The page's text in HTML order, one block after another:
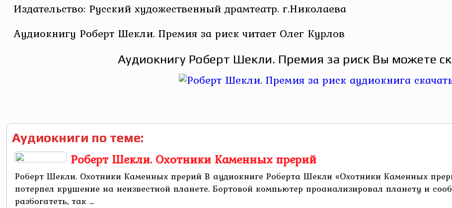
Издательство: Русский художественный драмтеатр. г.Николаева
Аудиокнигу Роберт Шекли. Премия за риск читает Олег Курлов
Аудиокнигу Роберт Шекли. Премия за риск Вы можете
Аудиокниги по теме:
Роберт Шекли. Охотники Каменных прерий
Роберт Шекли. Охотники Каменных прерий В аудиокниге Роберта Шекли «Охотники Каменных
потерпел крушение на неизвестной планете. Бортовой компьютер проанализировал планету и
разбогатеть, так ...